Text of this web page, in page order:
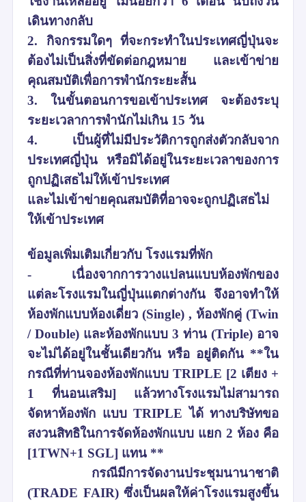
เดินทางกลับ
2. กิจกรรมใดๆ ที่จะกระทำในประเทศญี่ปุ่นจะ
ต้องไม่เป็นสิ่งที่ขัดต่อกฎหมาย และเข้าข่าย
คุณสมบัติเพื่อการพำนักระยะสั้น
3. ในขั้นตอนการขอเข้าประเทศ จะต้องระบุ
ระยะเวลาการพำนักไม่เกิน 15 วัน
4. เป็นผู้ที่ไม่มีประวัติการถูกส่งตัวกลับจาก
ประเทศญี่ปุ่น หรือมิได้อยู่ในระยะเวลาของการ
ถูกปฏิเสธไม่ให้เข้าประเทศ
และไม่เข้าข่ายคุณสมบัติที่อาจจะถูกปฏิเสธไม่
ให้เข้าประเทศ
ข้อมูลเพิ่มเติมเกี่ยวกับ โรงแรมที่พัก
-
เนื่องจากการวางแปลนแบบห้องพักของ
แต่ละโรงแรมในญี่ปุ่นแตกต่างกัน จึงอาจทำให้
ห้องพักแบบห้องเดี่ยว (Single) , ห้องพักคู่ (Twin
/ Double) และห้องพักแบบ 3 ท่าน (Triple) อาจ
จะไม่ได้อยู่ในชั้นเดียวกัน หรือ อยู่ติดกัน **ใน
กรณีที่ท่านจองห้องพักแบบ TRIPLE [2 เตียง +
1 ที่นอนเสริม] แล้วทางโรงแรมไม่สามารถ
จัดหาห้องพัก แบบ TRIPLE ได้ ทางบริษัทขอ
สงวนสิทธิในการจัดห้องพักแบบ แยก 2 ห้อง คือ
[1TWN+1 SGL] แทน **
กรณีมีการจัดงานประชุมนานาชาติ
(TRADE FAIR) ซึ่งเป็นผลให้ค่าโรงแรมสูงขึ้น